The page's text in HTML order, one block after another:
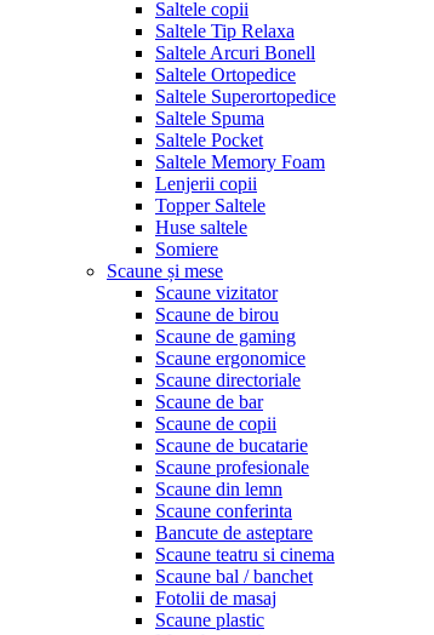
Saltele copii
Saltele Tip Relaxa
Saltele Arcuri Bonell
Saltele Ortopedice
Saltele Superortopedice
Saltele Spuma
Saltele Pocket
Saltele Memory Foam
Lenjerii copii
Topper Saltele
Huse saltele
Somiere
Scaune și mese
Scaune vizitator
Scaune de birou
Scaune de gaming
Scaune ergonomice
Scaune directoriale
Scaune de bar
Scaune de copii
Scaune de bucatarie
Scaune profesionale
Scaune din lemn
Scaune conferinta
Bancute de asteptare
Scaune teatru si cinema
Scaune bal / banchet
Fotolii de masaj
Scaune plastic